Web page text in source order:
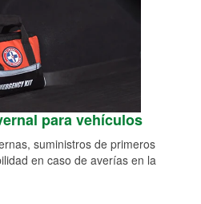
para vehículos
suministros de primeros
en caso de averías en la